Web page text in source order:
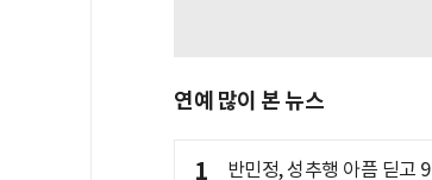
연예 많이 본 뉴스
1
반민정, 성추행 아픔 딛고 9